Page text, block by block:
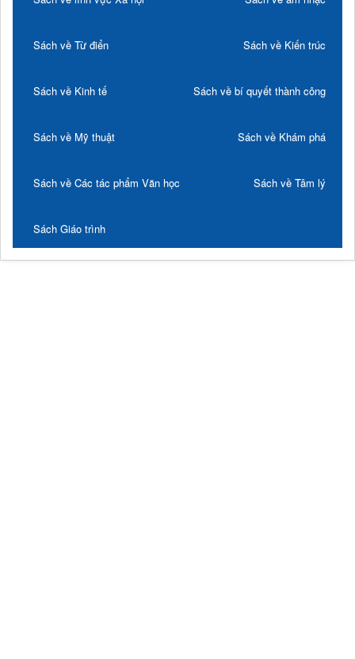
Sách về Từ điển Sách về Kiến trúc
Sách về Kinh tế Sách về bí quyết thành công
Sách về Mỹ thuật Sách về Khám phá
Sách về Các tác phẩm Văn học Sách về Tâm lý
Sách Giáo trình